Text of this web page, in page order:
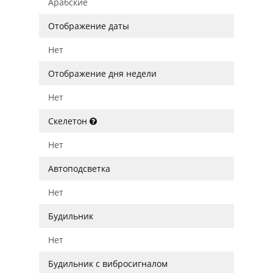
Отображение даты
Нет
Отображение дня недели
Нет
Скелетон
Нет
Автоподсветка
Нет
Будильник
Нет
Будильник с вибросигналом